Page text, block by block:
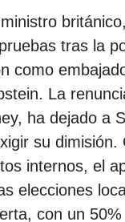
tras la
como
La
ha dejado a
su dimisión.
internos, el
elecciones
con un